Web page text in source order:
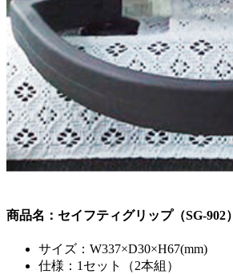
商品名：セイフティグリップ（SG-902）
サイズ：W337×D30×H67(mm)
仕様：1セット（2本組）